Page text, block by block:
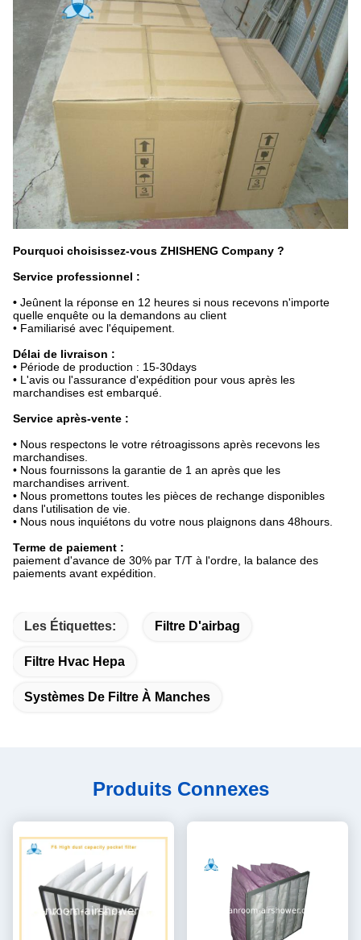
Pourquoi choisissez-vous ZHISHENG Company ?
Service professionnel :
• Jeûnent la réponse en 12 heures si nous recevons n'importe
quelle enquête ou la demandons au client
• Familiarisé avec l'équipement.
Délai de livraison :
• Période de production : 15-30days
• L'avis ou l'assurance d'expédition pour vous après les
marchandises est embarqué.
Service après-vente :
• Nous respectons le votre rétroagissons après recevons les
marchandises.
• Nous fournissons la garantie de 1 an après que les
marchandises arrivent.
• Nous promettons toutes les pièces de rechange disponibles
dans l'utilisation de vie.
• Nous nous inquiétons du votre nous plaignons dans 48hours.
Terme de paiement :
paiement d'avance de 30% par T/T à l'ordre, la balance des
paiements avant expédition.
Les Étiquettes: Filtre D'airbag
Filtre Hvac Hepa
Systèmes De Filtre À Manches
Produits Connexes